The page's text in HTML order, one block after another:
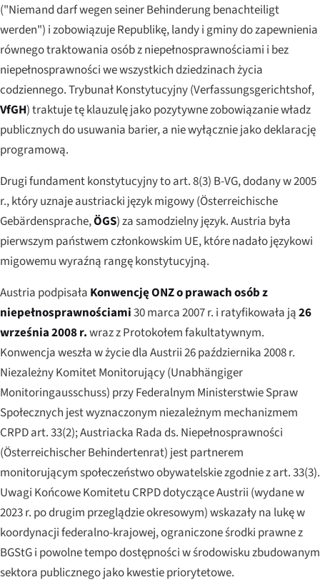
("Niemand darf wegen seiner Behinderung benachteiligt
werden") i zobowiązuje Republikę, landy i gminy do zapewnienia
równego traktowania osób z niepełnosprawnościami i bez
niepełnosprawności we wszystkich dziedzinach życia
codziennego. Trybunał Konstytucyjny (Verfassungsgerichtshof,
VfGH) traktuje tę klauzulę jako pozytywne zobowiązanie władz
publicznych do usuwania barier, a nie wyłącznie jako deklarację
programową.
Drugi fundament konstytucyjny to art. 8(3) B-VG, dodany w 2005
r., który uznaje austriacki język migowy (Österreichische
Gebärdensprache,ÖGS) za samodzielny język. Austria była
pierwszym państwem członkowskim UE, które nadało językowi
migowemu wyraźną rangę konstytucyjną.
Austria podpisała Konwencję ONZ o prawach osób z
niepełnosprawnościami30 marca 2007 r. i ratyfikowała ją26
września 2008 r.wraz z Protokołem fakultatywnym.
Konwencja weszła w życie dla Austrii 26 października 2008 r.
Niezależny Komitet Monitorujący (Unabhängiger
Monitoringausschuss) przy Federalnym Ministerstwie Spraw
Społecznych jest wyznaczonym niezależnym mechanizmem
CRPD art. 33(2); Austriacka Rada ds. Niepełnosprawności
(Österreichischer Behindertenrat) jest partnerem
monitorującym społeczeństwo obywatelskie zgodnie z art. 33(3).
Uwagi Końcowe Komitetu CRPD dotyczące Austrii (wydane w
2023 r. po drugim przeglądzie okresowym) wskazały na lukę w
koordynacji federalno-krajowej, ograniczone środki prawne z
BGStG i powolne tempo dostępności w środowisku zbudowanym
sektora publicznego jako kwestie priorytetowe.